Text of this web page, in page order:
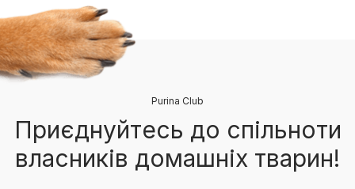
Purina Club
Приєднуйтесь до спільноти
власників домашніх тварин!